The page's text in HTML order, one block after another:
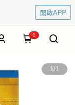
開啟APP
0
1/1